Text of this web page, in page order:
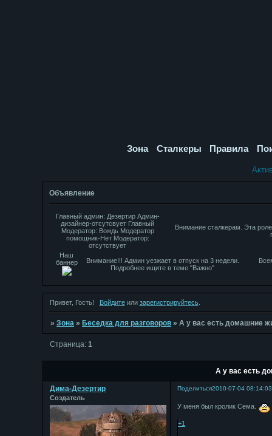
Зона Сталкеры Правила
Объявление
Главный админ: Дезертир Админ-
дизайнер-отсутсвует Главный
Модератор: Вождь Модератор
помощник-Нет Модератор:
отсутствует
Внимание сталкерам. Эта
Наш
баннер
Внимание!!! Админ уезжает в отпуск на 3 недели.
Подробнее ищите в теме "Важно"
Привет, Гость! Войдитеили зарегистрируйтесь.
»Зона »Беседка для разговоров »А у вас есть домашние
А у вас есть
Страница:1
Поделиться2010-07-04 08:14:03
Дима-Дезертир
Создатель
У меня был кролик Сема.
+1